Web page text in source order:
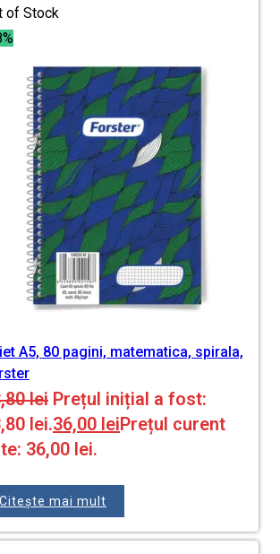
of Stock
A5, 80 pagini, matematica, spirala,
lei Prețul inițial a fost:
lei.36,00 leiPrețul curent
36,00 lei.
Citește mai mult